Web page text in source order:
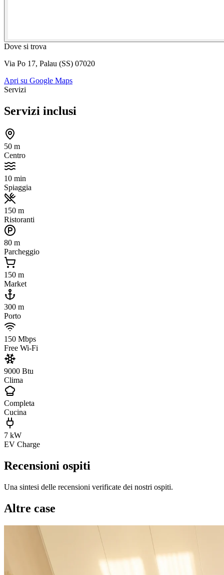
Dove si trova
Via Po 17, Palau (SS) 07020
Apri su Google Maps
Servizi
Servizi inclusi
50 m
Centro
10 min
Spiaggia
150 m
Ristoranti
80 m
Parcheggio
150 m
Market
300 m
Porto
150 Mbps
Free Wi-Fi
9000 Btu
Clima
Completa
Cucina
7 kW
EV Charge
Recensioni ospiti
Una sintesi delle recensioni verificate dei nostri ospiti.
Altre case